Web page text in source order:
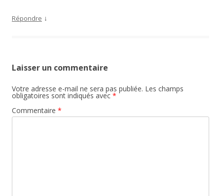
Répondre ↓
Laisser un commentaire
Votre adresse e-mail ne sera pas publiée. Les champs
obligatoires sont indiqués avec *
Commentaire *